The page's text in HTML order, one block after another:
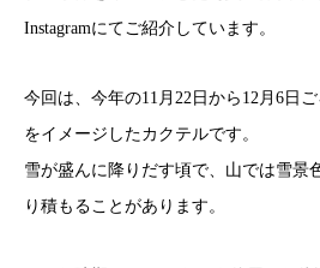
Instagramにてご紹介しています。
今回は、今年の11月22日から12月6日
をイメージしたカクテルです。
雪が盛んに降りだす頃で、山では雪景
り積もることがあります。